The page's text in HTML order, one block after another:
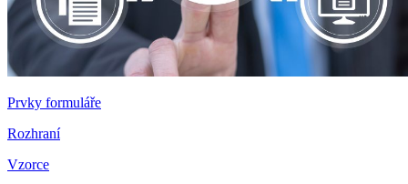
Prvky formuláře
Rozhraní
Vzorce